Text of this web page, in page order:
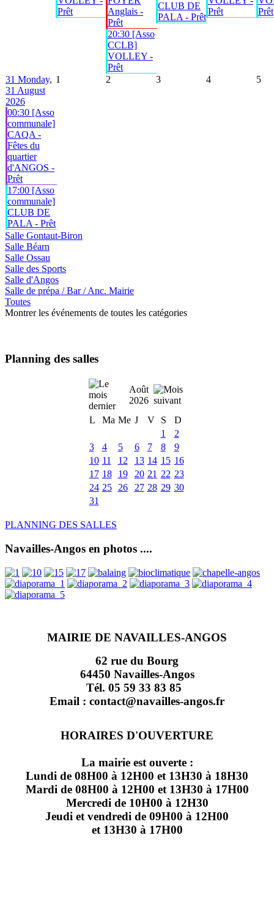
Prêt
Anglais -
Prêt
20:30 [Asso
CCLB]
VOLLEY -
Prêt
CLUB DE
PALA - Prêt
Prêt
Prêt
31 Monday,
31 August
2026
00:30 [Asso
communale]
CAQA -
Fêtes du
quartier
d'ANGOS -
Prêt
17:00 [Asso
communale]
CLUB DE
PALA - Prêt
1 2 3 4 5
Salle Gontaut-Biron
Salle Béarn
Salle Ossau
Salle des Sports
Salle d'Angos
Salle de prépa / Bar / Anc. Mairie
Toutes
Montrer les événements de toutes les catégories
Planning des salles
Août
2026
L
Ma Me J V S
D
1
2
3
4 5 6 7 8
9
10 11 12 13 14 15 16
17 18 19 20 21 22 23
24 25 26 27 28 29 30
31
PLANNING DES SALLES
Navailles-Angos en photos ....
MAIRIE DE NAVAILLES-ANGOS
62 rue du Bourg
64450 Navailles-Angos
Tél. 05 59 33 83 85
Email : contact@navailles-angos.fr
HORAIRES D'OUVERTURE
La mairie est ouverte :
Lundi de 08H00 à 12H00 et 13H30 à 18H30
Mardi de 08H00 à 12H00 et 13H30 à 17H00
Mercredi de 10H00 à 12H30
Jeudi et vendredi de 09H00 à 12H00
et 13H30 à 17H00